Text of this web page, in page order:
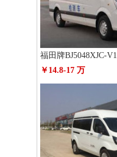
福田牌BJ5048XJC-
￥14.8-17 万